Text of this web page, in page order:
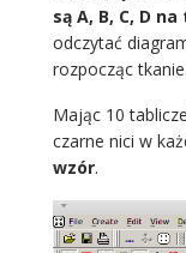
są A, B, C, D
odczytać
rozpocząc tkanie.
Mając 10
czarne nici w
wzór.